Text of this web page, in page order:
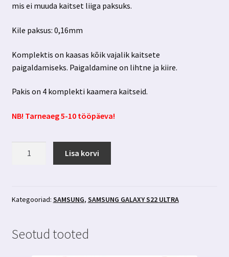
mis ei muuda kaitset liiga paksuks.
Kile paksus: 0,16mm
Komplektis on kaasas kõik vajalik kaitsete
paigaldamiseks. Paigaldamine on lihtne ja kiire.
Pakis on 4 komplekti kaamera kaitseid.
NB! Tarneaeg 5-10 tööpäeva!
kaamera
Lens
Lisa korvi
Kategooriad: SAMSUNG, SAMSUNG GALAXY S22 ULTRA
Seotud tooted